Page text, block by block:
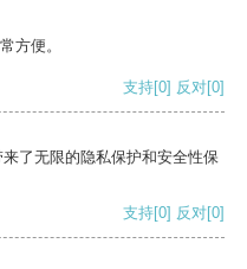
方便。
支持[0] 反对[0]
了无限的隐私保护和安全性保
支持[0] 反对[0]